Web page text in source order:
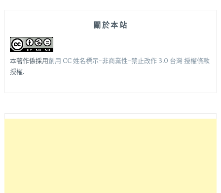
關於本站
本著作係採用創用 CC 姓名標示-非商業性-禁止改作 3.0 台灣 授權條款
授權.